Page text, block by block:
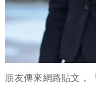
朋友傳來網路貼文，